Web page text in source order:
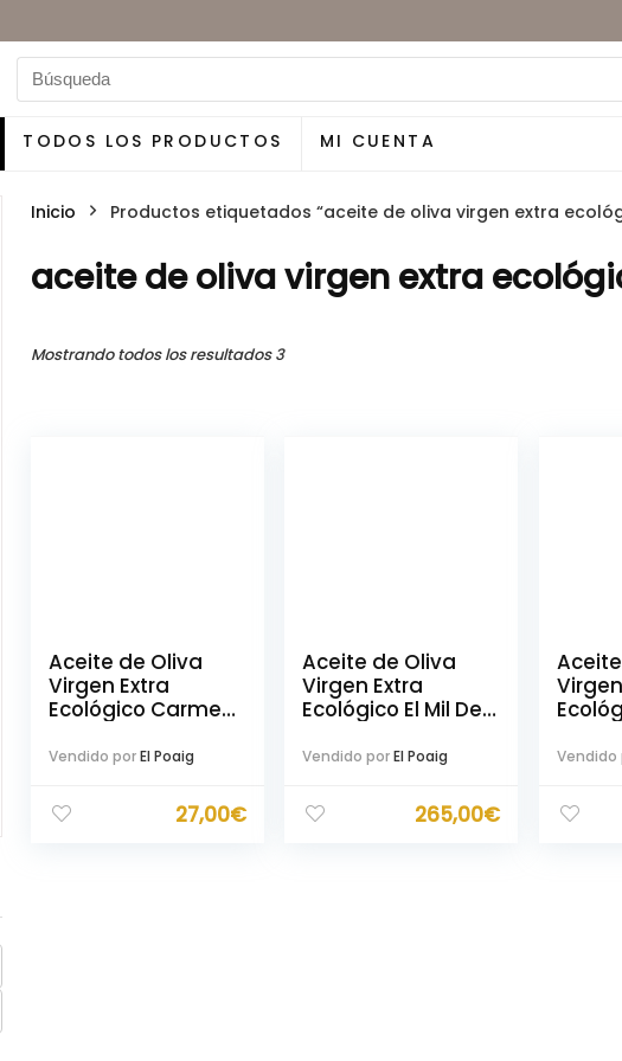
TODOS LOS PRODUCTOS MI CUENTA
máximo
Inicio Productos etiquetados “aceite de oliva virgen extra
aceite de oliva virgen extra
Mostrando todos los resultados 3
Aceite de Oliva
Virgen Extra
Ecológico Carmen
Vendido porEl Poaig
27,00€
Aceite de Oliva
Virgen Extra
Ecológico El Mil Del
Exclusivo Edición
Vendido porEl Poaig
265,00€
Vendido